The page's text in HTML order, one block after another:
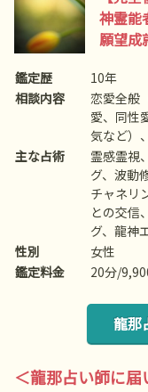
神霊能
願望成
鑑定歴
10年
相談内容
恋愛全般
愛、同性
気など）
主な占術
霊感霊視
グ、波動
チャネリ
との交信
グ、龍神
性別
女性
鑑定料金
20分/
龍那
＜龍那占い師に